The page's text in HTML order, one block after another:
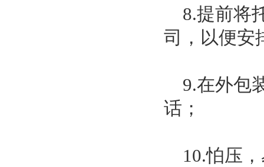
8.提前将
司，以便安
9.在外包
话；
10.怕压，